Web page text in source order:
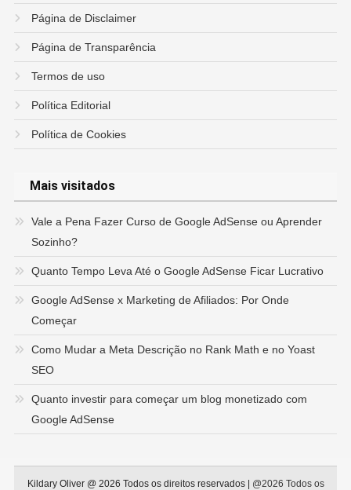
Página de Disclaimer
Página de Transparência
Termos de uso
Política Editorial
Política de Cookies
Mais visitados
Vale a Pena Fazer Curso de Google AdSense ou Aprender
Sozinho?
Quanto Tempo Leva Até o Google AdSense Ficar Lucrativo
Google AdSense x Marketing de Afiliados: Por Onde
Começar
Como Mudar a Meta Descrição no Rank Math e no Yoast
SEO
Quanto investir para começar um blog monetizado com
Google AdSense
Kildary Oliver @ 2026 Todos os direitos reservados | @2026 Todos os